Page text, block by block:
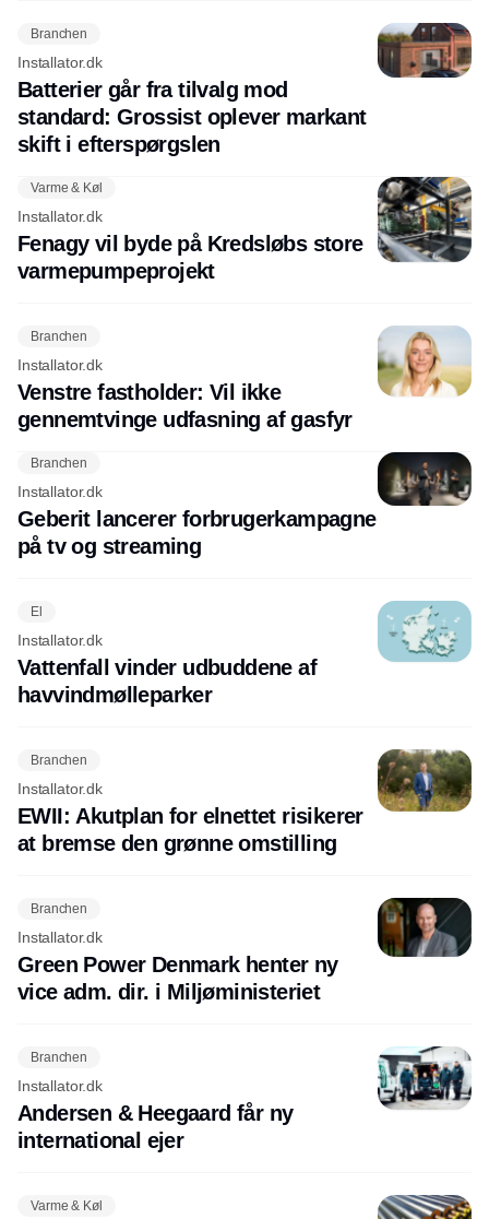
Branchen
Installator.dk
Batterier går fra tilvalg mod
standard: Grossist oplever markant
skift i efterspørgslen
Varme & Køl
Installator.dk
Fenagy vil byde på Kredsløbs store
varmepumpeprojekt
Branchen
Installator.dk
Venstre fastholder: Vil ikke
gennemtvinge udfasning af gasfyr
Branchen
Installator.dk
Geberit lancerer forbrugerkampagne
på tv og streaming
El
Installator.dk
Vattenfall vinder udbuddene af
havvindmølleparker
Branchen
Installator.dk
EWII: Akutplan for elnettet risikerer
at bremse den grønne omstilling
Branchen
Installator.dk
Green Power Denmark henter ny
vice adm. dir. i Miljøministeriet
Branchen
Installator.dk
Andersen & Heegaard får ny
international ejer
Varme & Køl